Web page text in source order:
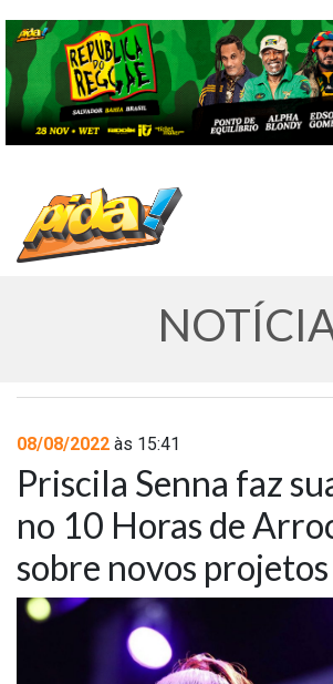
AGENDA
NOTÍCIAS
VÍDEOS
PROMOÇÕES
08/08/2022 às 15:41
Priscila Senna faz
no 10 Horas de
sobre novos projetos